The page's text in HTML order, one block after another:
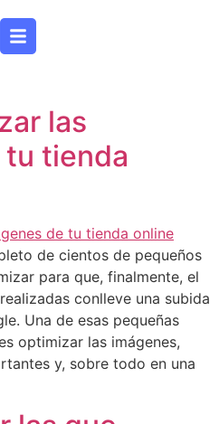
las
tienda
de cientos de pequeños
para que, finalmente, el
conlleve una subida
Una de esas pequeñas
optimizar las imágenes,
y, sobre todo en una